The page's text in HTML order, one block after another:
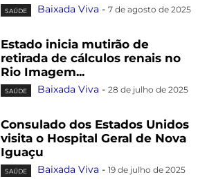
SAÚDE Baixada Viva - 7 de agosto de 2025
Estado inicia mutirão de
retirada de cálculos renais no
Rio Imagem...
SAÚDE Baixada Viva - 28 de julho de 2025
Consulado dos Estados Unidos
visita o Hospital Geral de Nova
Iguaçu
SAÚDE Baixada Viva - 19 de julho de 2025